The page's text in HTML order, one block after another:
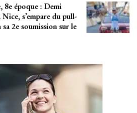
8e époque : Demi
s’empare du pull-
2e soumission sur le